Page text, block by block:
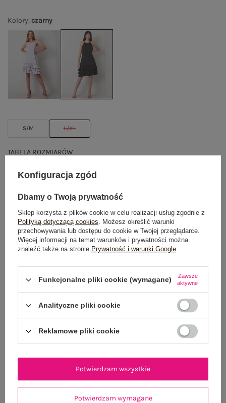
Kolory: czarny
S/M L/XL
TABELA ROZMIARÓW
POWIADOM O DOSTĘPNOŚCI
Dostawaod 7,99 zł
Do darmowej dostawy brakuje 200,00 zł
Wysyłka wponiedziałek
100 dni na zwrot
OPIS PRODUKTU
OPINIE O PRODUKCIE (0)
Konfiguracja zgód
Dbamy o Twoją prywatność
Sklep korzysta z plików cookie w celu realizacji usług zgodnie z
Polityką dotyczącą cookies. Możesz określić warunki
przechowywania lub dostępu do cookie w Twojej przeglądarce.
Więcej informacji na temat warunków i prywatności można
znaleźć także na stronie Prywatność i warunki Google.
Funkcjonalne pliki cookie (wymagane)
Zawsze
aktywne
Analityczne pliki cookie
Reklamowe pliki cookie
Potwierdzam wymagane
Potwierdzam wszystkie